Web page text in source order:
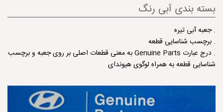
بسته بندی آبی رنگ
. جعبه آبی تیره
. برچسب شناسایی قطعه
. درج عبارت Genuine Parts به معنی قطعات اصلی بر روی جعبه و برچسب
شناسایی قطعه به همراه لوگوی هیوندای